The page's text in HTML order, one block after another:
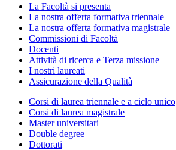
La Facoltà si presenta
La nostra offerta formativa triennale
La nostra offerta formativa magistrale
Commissioni di Facoltà
Docenti
Attività di ricerca e Terza missione
I nostri laureati
Assicurazione della Qualità
Corsi di laurea triennale e a ciclo unico
Corsi di laurea magistrale
Master universitari
Double degree
Dottorati